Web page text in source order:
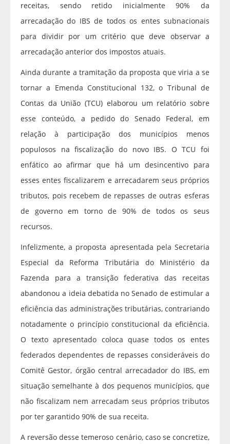
receitas, sendo retido inicialmente 90% da
arrecadação do IBS de todos os entes subnacionais
para dividir por um critério que deve observar a
arrecadação anterior dos impostos atuais.
Ainda durante a tramitação da proposta que viria a se
tornar a Emenda Constitucional 132, o Tribunal de
Contas da União (TCU) elaborou um relatório sobre
esse conteúdo, a pedido do Senado Federal, em
relação à participação dos municípios menos
populosos na fiscalização do novo IBS. O TCU foi
enfático ao afirmar que há um desincentivo para
esses entes fiscalizarem e arrecadarem seus próprios
tributos, pois recebem de repasses de outras esferas
de governo em torno de 90% de todos os seus
recursos.
Infelizmente, a proposta apresentada pela Secretaria
Especial da Reforma Tributária do Ministério da
Fazenda para a transição federativa das receitas
abandonou a ideia debatida no Senado de estimular a
eficiência das administrações tributárias, contrariando
notadamente o princípio constitucional da eficiência.
O texto apresentado coloca quase todos os entes
federados dependentes de repasses consideráveis do
Comitê Gestor, órgão central arrecadador do IBS, em
situação semelhante à dos pequenos municípios, que
não fiscalizam nem arrecadam seus próprios tributos
por ter garantido 90% de sua receita.
A reversão desse temeroso cenário, caso se concretize,